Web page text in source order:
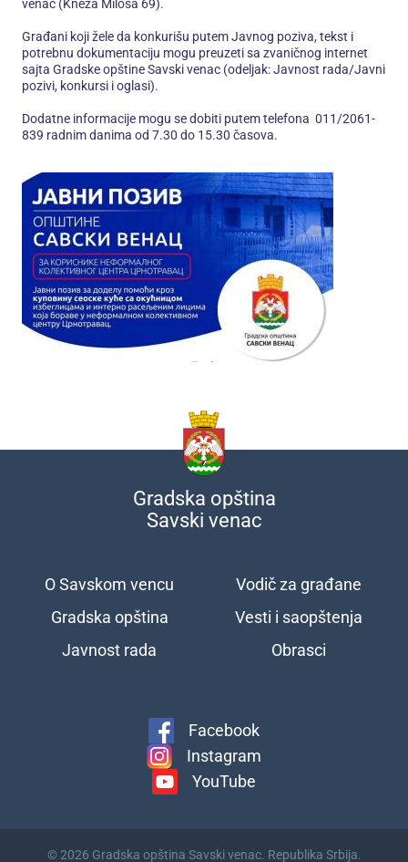
venac (Kneza Miloša 69).
Građani koji žele da konkurišu putem Javnog poziva, tekst i
potrebnu dokumentaciju mogu preuzeti sa zvaničnog internet
sajta Gradske opštine Savski venac (odeljak: Javnost rada/Javni
pozivi, konkursi i oglasi).
Dodatne informacije mogu se dobiti putem telefona 011/2061-
839 radnim danima od 7.30 do 15.30 časova.
Gradska opština
Savski venac
Подножје
O Savskom vencu
Gradska opština
Javnost rada
Vodič za građane
Vesti i saopštenja
Obrasci
Facebook
Instagram
YouTube
© 2026 Gradska opština Savski venac. Republika Srbija.